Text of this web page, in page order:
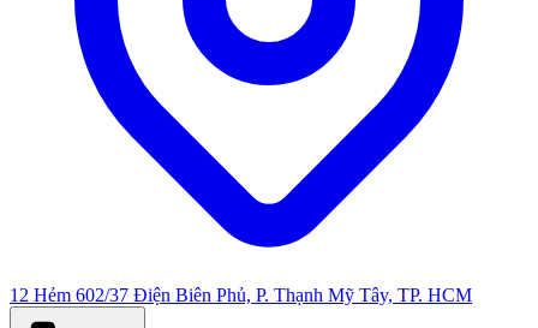
12 Hẻm 602/37 Điện Biên Phủ, P. Thạnh Mỹ Tây, TP. HCM